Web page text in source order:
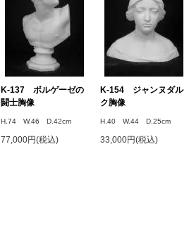
K-137 ボルゲーゼの
闘士胸像
H.74 W.46 D.42cm
77,000円(税込)
K-154 ジャンヌダル
ク胸像
H.40 W.44 D.25cm
33,000円(税込)